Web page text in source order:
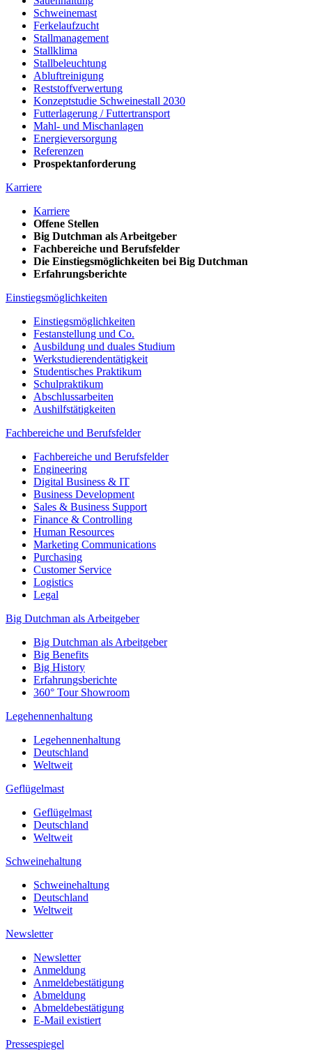
Schweinemast
Ferkelaufzucht
Stallmanagement
Stallklima
Stallbeleuchtung
Abluftreinigung
Reststoffverwertung
Konzeptstudie Schweinestall 2030
Futterlagerung / Futtertransport
Mahl- und Mischanlagen
Energieversorgung
Referenzen
Prospektanforderung
Karriere
Karriere
Offene Stellen
Big Dutchman als Arbeitgeber
Fachbereiche und Berufsfelder
Die Einstiegsmöglichkeiten bei Big Dutchman
Erfahrungsberichte
Einstiegsmöglichkeiten
Einstiegsmöglichkeiten
Festanstellung und Co.
Ausbildung und duales Studium
Werkstudierendentätigkeit
Studentisches Praktikum
Schulpraktikum
Abschlussarbeiten
Aushilfstätigkeiten
Fachbereiche und Berufsfelder
Fachbereiche und Berufsfelder
Engineering
Digital Business & IT
Business Development
Sales & Business Support
Finance & Controlling
Human Resources
Marketing Communications
Purchasing
Customer Service
Logistics
Legal
Big Dutchman als Arbeitgeber
Big Dutchman als Arbeitgeber
Big Benefits
Big History
Erfahrungsberichte
360° Tour Showroom
Legehennenhaltung
Legehennenhaltung
Deutschland
Weltweit
Geflügelmast
Geflügelmast
Deutschland
Weltweit
Schweinehaltung
Schweinehaltung
Deutschland
Weltweit
Newsletter
Newsletter
Anmeldung
Anmeldebestätigung
Abmeldung
Abmeldebestätigung
E-Mail existiert
Pressespiegel